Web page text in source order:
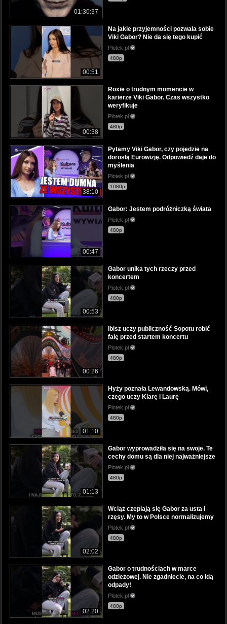
01:30:37
00:51
Na jakie przyjemności pozwala sobie
Viki Gabor? Nie da się tego kupić
Plotek.pl
480p
00:38
Roxie o trudnym momencie w
karierze Viki Gabor. Czas wszystko
weryfikuje
Plotek.pl
480p
38:10
Pytamy Viki Gabor, czy pojedzie na
dorosłą Eurowizję. Odpowiedź daje do
myślenia
Plotek.pl
1080p
00:47
Gabor: Jestem podróżniczką świata
Plotek.pl
480p
00:53
Gabor unika tych rzeczy przed
koncertem
Plotek.pl
480p
00:26
Ibisz uczy publiczność Sopotu robić
falę przed startem koncertu
Plotek.pl
480p
01:10
Hyży poznała Lewandowską. Mówi,
czego uczy Klarę i Laurę
Plotek.pl
480p
01:13
Gabor wyprowadziła się na swoje. Te
cechy domu są dla niej najważniejsze
Plotek.pl
480p
02:02
Wciąż czepiają się Gabor za usta i
rzęsy. My to w Polsce normalizujemy
Plotek.pl
480p
02:20
Gabor o trudnościach w marce
odzieżowej. Nie zgadniecie, na co idą
odpady!
Plotek.pl
480p